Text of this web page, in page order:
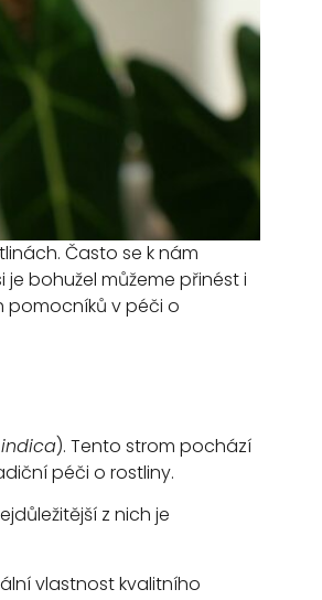
Často se k nám
bohužel můžeme přinést i
pomocníků v péči o
). Tento strom pochází
péči o rostliny.
z nich je
vlastnost kvalitního